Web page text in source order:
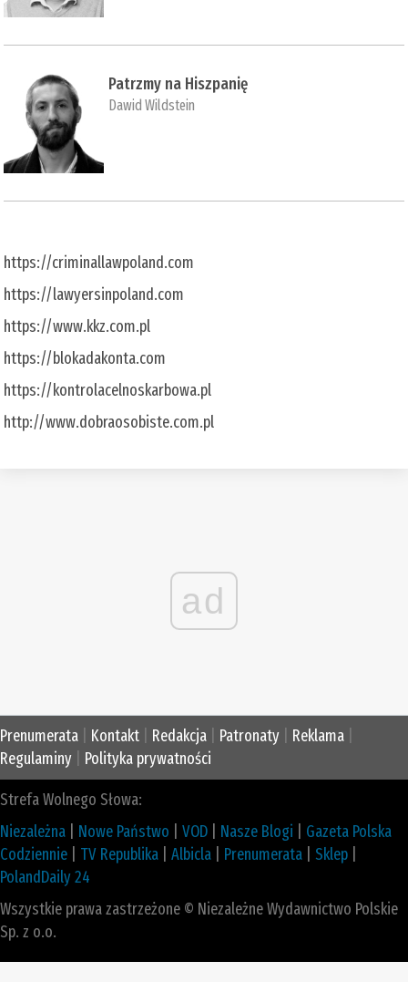
Patrzmy na Hiszpanię
Dawid Wildstein
https://criminallawpoland.com
https://lawyersinpoland.com
https://www.kkz.com.pl
https://blokadakonta.com
https://kontrolacelnoskarbowa.pl
http://www.dobraosobiste.com.pl
ad
Prenumerata Kontakt Redakcja Patronaty Reklama
Regulaminy
Polityka prywatności
Strefa Wolnego Słowa:
Niezależna
Nowe Państwo VOD Nasze Blogi
Gazeta Polska
Codziennie
TV Republika Albicla Prenumerata Sklep
PolandDaily 24
Wszystkie prawa zastrzeżone © Niezależne Wydawnictwo Polskie
Sp. z o.o.